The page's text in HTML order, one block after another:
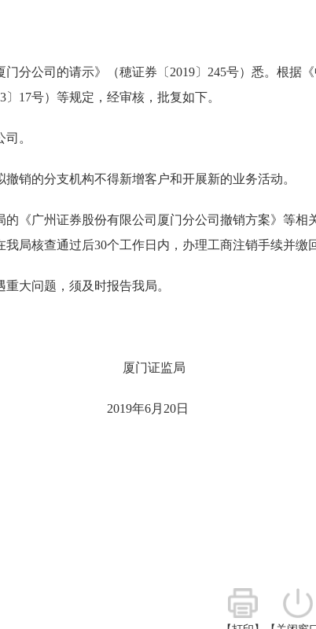
分公司的请示》（穂证券〔2019〕 245号）悉。根据
〕 17号）等规定，经审核，批复如下。
。
销的分支机构不得新增客户和开展新的业务活动。
的《广州证券股份有限公司厦门分公司撤销方案》等
我局核查通过后30个工作日内，办理工商注销手续并缴
大问题，须及时报告我局。
厦门证监局
2019年6月 20日